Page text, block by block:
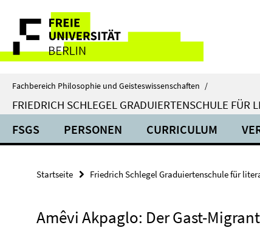
direkt
Inhalt
Service-
Navigation
Fachbereich Philosophie und Geisteswissenschaften /
FRIEDRICH SCHLEGEL GRADUIERTENSCHULE FÜR
FSGS PERSONEN CURRICULUM
Startseite Friedrich Schlegel Graduiertenschule für
Amêvi Akpaglo: Der Gast-